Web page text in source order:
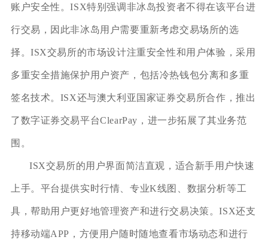
账户安全性。ISX特别强调非冰岛投资者不得在该平台进
行交易，因此非冰岛用户需要重新考虑交易场所的选
择。ISX交易所的市场设计注重安全性和用户体验，采用
多重安全措施保护用户资产，包括冷热钱包分离和多重
签名技术。ISX还与澳大利亚国家证券交易所合作，推出
了数字证券交易平台ClearPay，进一步拓展了其业务范
围。
ISX交易所的用户界面简洁直观，适合新手用户快速
上手。平台提供实时行情、专业K线图、数据分析等工
具，帮助用户更好地管理资产和进行交易决策。ISX还支
持移动端APP，方便用户随时随地查看市场动态和进行